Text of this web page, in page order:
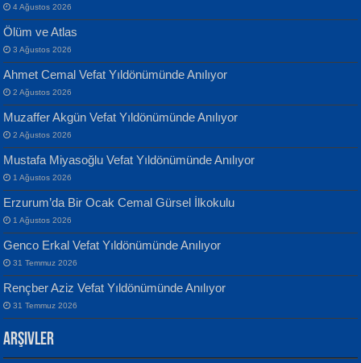
ATİLLA ÖZEN
Sultan Olmadan Önce Eyüp...
EKREM KARABABA
Banu Sancak
Defterimden İçeri...
İsmail Aydos
İnkisar...
4 Ağustos 2026
Ölüm ve Atlas
3 Ağustos 2026
Ahmet Cemal Vefat Yıldönümünde Anılıyor
2 Ağustos 2026
Muzaffer Akgün Vefat Yıldönümünde Anılıyor
2 Ağustos 2026
Mustafa Miyasoğlu Vefat Yıldönümünde Anılıyor
1 Ağustos 2026
Erzurum’da Bir Ocak Cemal Gürsel İlkokulu
1 Ağustos 2026
Genco Erkal Vefat Yıldönümünde Anılıyor
31 Temmuz 2026
Rençber Aziz Vefat Yıldönümünde Anılıyor
31 Temmuz 2026
Arşivler